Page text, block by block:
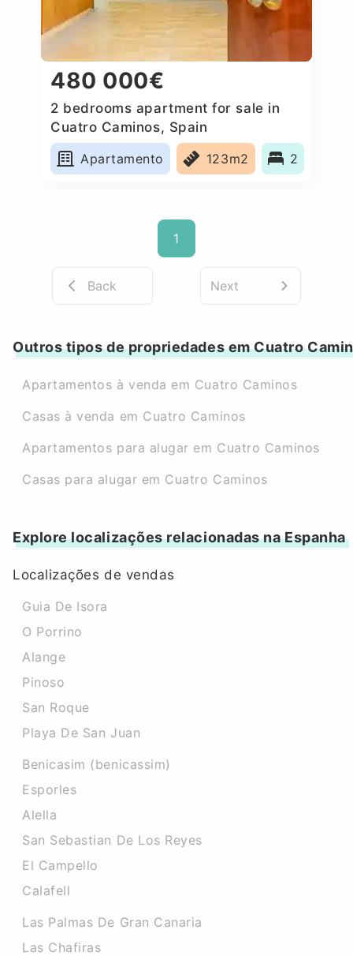
480 000€
2 bedrooms apartment for sale in
Cuatro Caminos, Spain
Apartamento
123m2 2
1
Back Next
Outros tipos de propriedades em Cuatro
Apartamentos à venda em Cuatro Caminos
Casas à venda em Cuatro Caminos
Apartamentos para alugar em Cuatro Caminos
Casas para alugar em Cuatro Caminos
Explore localizações relacionadas na Espanha
Localizações de vendas
Guia De Isora
O Porrino
Alange
Pinoso
San Roque
Playa De San Juan
Benicasim (benicassim)
Esporles
Alella
San Sebastian De Los Reyes
El Campello
Calafell
Las Palmas De Gran Canaria
Las Chafiras